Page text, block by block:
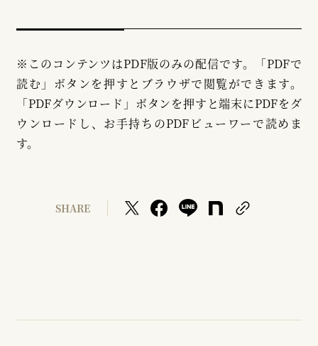
※このコンテンツはPDF版のみの配信です。「PDFで
読む」ボタンを押すとブラウザで閲覧ができます。
「PDFダウンロード」ボタンを押すと端末にPDFをダ
ウンロードし、お手持ちのPDFビューワーで読めま
す。
SHARE